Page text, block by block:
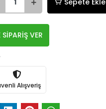
Sepete Ekle
VER
Alışveriş